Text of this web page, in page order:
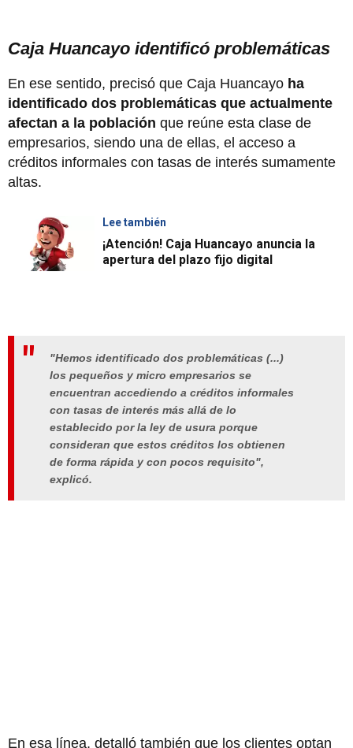
Caja Huancayo identificó problemáticas
En ese sentido, precisó que Caja Huancayo ha
identificado dos problemáticas que actualmente
afectan a la población que reúne esta clase de
empresarios, siendo una de ellas, el acceso a
créditos informales con tasas de interés sumamente
altas.
Lee también
¡Atención! Caja Huancayo anuncia la
apertura del plazo fijo digital
"Hemos identificado dos problemáticas (...)
los pequeños y micro empresarios se
encuentran accediendo a créditos informales
con tasas de interés más allá de lo
establecido por la ley de usura porque
consideran que estos créditos los obtienen
de forma rápida y con pocos requisito",
explicó.
En esa línea, detalló también que los clientes optan